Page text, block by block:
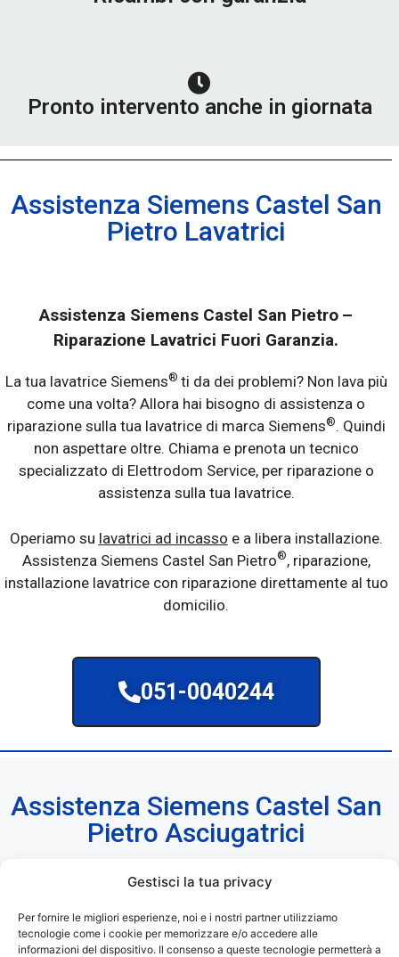
Gestisci la tua privacy
Per fornire le migliori esperienze, noi e i nostri partner utilizziamo
tecnologie come i cookie per memorizzare e/o accedere alle
informazioni del dispositivo. Il consenso a queste tecnologie permetterà a
Pronto intervento anche in giornata
Assistenza Siemens Castel San
Pietro Lavatrici
Assistenza Siemens Castel San Pietro –
Riparazione Lavatrici Fuori Garanzia.
La tua lavatrice Siemens® ti da dei problemi? Non lava più
come una volta? Allora hai bisogno di assistenza o
riparazione sulla tua lavatrice di marca Siemens®. Quindi
non aspettare oltre. Chiama e prenota un tecnico
specializzato di Elettrodom Service, per riparazione o
assistenza sulla tua lavatrice.
Operiamo su lavatrici ad incasso e a libera installazione.
Assistenza Siemens Castel San Pietro®, riparazione,
installazione lavatrice con riparazione direttamente al tuo
domicilio.
051-0040244
Assistenza Siemens Castel San
Pietro Asciugatrici
Assistenza Siemens Castel San Pietro
Riparazioni Asciugatrici Fuori Garanzia.